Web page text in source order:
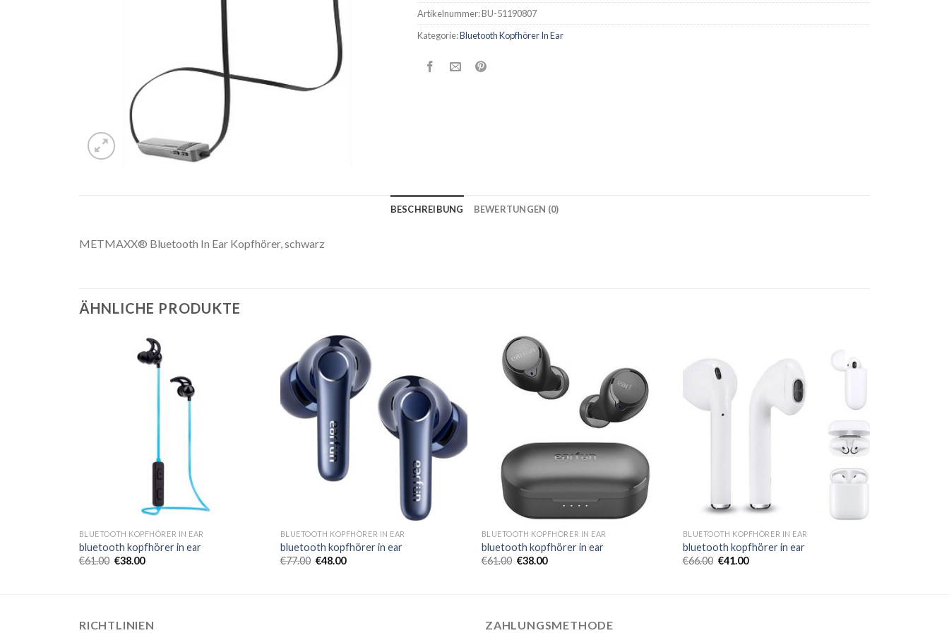
Artikelnummer:BU-51190807
Kategorie:Bluetooth Kopfhörer In Ear
BESCHREIBUNG BEWERTUNGEN (0)
METMAXX® Bluetooth In Ear Kopfhörer, schwarz
ÄHNLICHE PRODUKTE
BLUETOOTH KOPFHÖRER IN EAR
bluetooth kopfhörer in ear
€61.00 €38.00
BLUETOOTH KOPFHÖRER IN EAR
bluetooth kopfhörer in ear
€77.00 €48.00
BLUETOOTH KOPFHÖRER IN EAR
bluetooth kopfhörer in ear
€61.00 €38.00
BLUETOOTH KOPFHÖRER IN EAR
bluetooth kopfhörer in ear
€66.00 €41.00
RICHTLINIEN ZAHLUNGSMETHODE